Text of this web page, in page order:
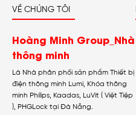
VỀ CHÚNG TÔI
Hoàng Minh Group_Nhà
thông minh
Là Nhà phân phối sản phẩm Thiết bị
điện thông minh Lumi, Khóa thông
minh Philips, Kaadas, LuVit ( Việt Tiệp
), PHGLock tại Đà Nẵng.